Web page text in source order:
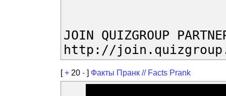
JOIN QUIZGROUP
http://
[+ 20 - ] Факты Пранк // Facts Prank